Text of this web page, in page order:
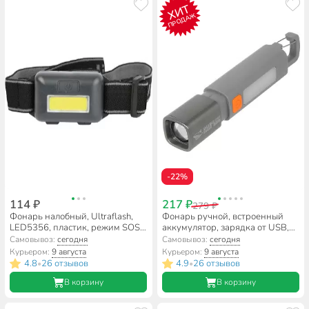
114 ₽
Фонарь налобный, Ultraflash,
LED5356, пластик, режим SOS,
3 режима, 14641
Самовывоз:сегодня
Курьером:9 августа
4.8•26 отзывов
В корзину
ХИТ
ПРОДАЖ
-22%
217 ₽279 ₽
Фонарь ручной, встроенный
аккумулятор, зарядка от USB,
металл, пластик, карабин,
DJ013
Самовывоз: сегодня
Курьером: 9 августа
4.9•26 отзывов
В корзину